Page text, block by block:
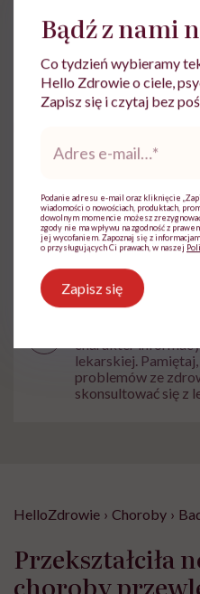
Zobacz profil
Powiązane tematy:
Choroby nowotworowe
charakter
lekarskiej.
problemów ze
skonsultować się z
HelloZdrowie › Choroby ›
Przekształciła
choroby
Bądź z nami
Co tydzień wybieramy
Hello Zdrowie o ciele,
Zapisz się i czytaj bez
*
Podanie adresu e-mail oraz kliknięcie
wiadomości o nowościach, produktach,
dowolnym momencie możesz
zgody nie ma wpływu na zgodność z
jej wycofaniem. Zapoznaj się z
o przysługujących Ci prawach, w naszej
Zapisz się